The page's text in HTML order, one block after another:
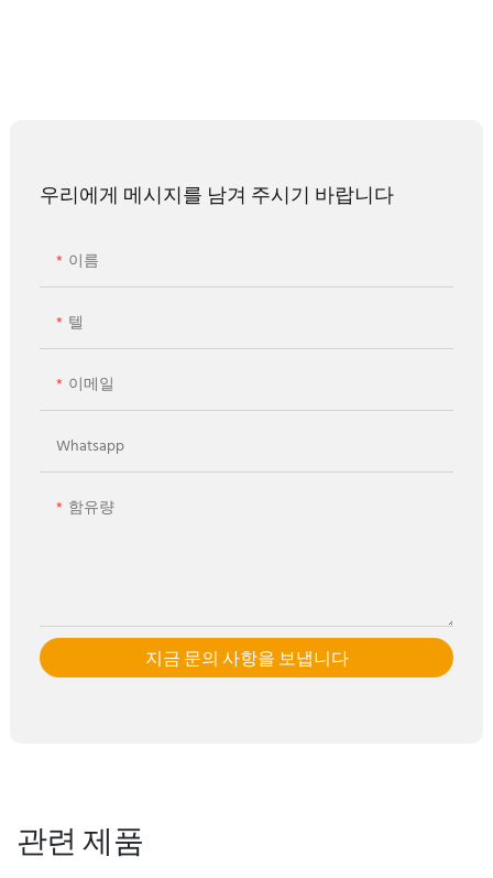
우리에게 메시지를 남겨 주시기 바랍니다
이름
텔
이메일
Whatsapp
함유량
지금 문의 사항을 보냅니다
관련 제품